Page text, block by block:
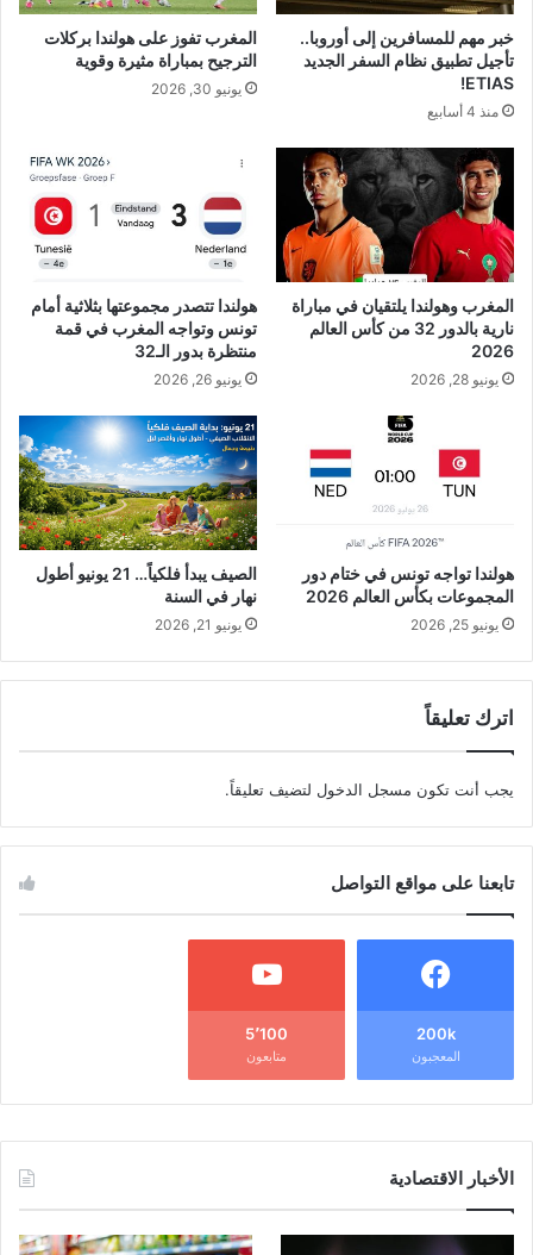
خبر مهم للمسافرين إلى أوروبا..
تأجيل تطبيق نظام السفر الجديد
ETIAS!
منذ 4 أسابيع
المغرب تفوز على هولندا بركلات
الترجيح بمباراة مثيرة وقوية
يونيو 30, 2026
المغرب وهولندا يلتقيان في مباراة
نارية بالدور 32 من كأس العالم
2026
يونيو 28, 2026
هولندا تتصدر مجموعتها بثلاثية أمام
تونس وتواجه المغرب في قمة
منتظرة بدور الـ32
يونيو 26, 2026
هولندا تواجه تونس في ختام دور
المجموعات بكأس العالم 2026
يونيو 25, 2026
الصيف يبدأ فلكياً… 21 يونيو أطول
نهار في السنة
يونيو 21, 2026
اترك تعليقاً
يجب أنت تكون مسجل الدخول لتضيف تعليقاً.
تابعنا على مواقع التواصل
200k
المعجبون
5٬100
متابعون
الأخبار الاقتصادية